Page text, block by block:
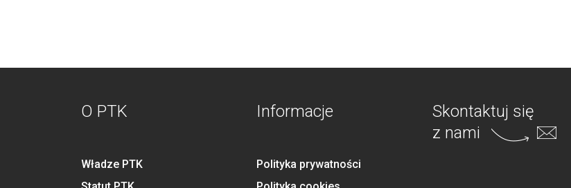
O PTK
Władze PTK
Informacje
Polityka prywatności
Skontaktuj się
z nami